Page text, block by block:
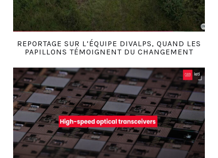
REPORTAGE SUR L’ÉQUIPE DIVALPS, QUAND LES
PAPILLONS TÉMOIGNENT DU CHANGEMENT